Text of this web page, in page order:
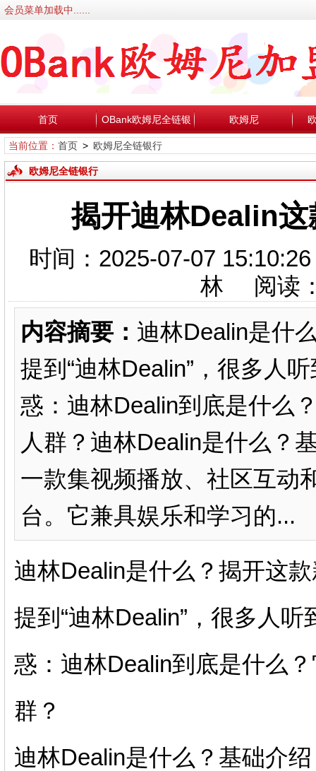
会员菜单加载中......
首页 OBank欧姆尼全链银
行
欧姆尼
当前位置： 首页> 欧姆尼全链银行
欧姆尼全链银行
揭开迪林Dealin
时间：2025-07-07
林 阅读
内容摘要： 迪林Dealin是什
提到“迪林Dealin”，很多人
惑：迪林Dealin到底是什么
人群？迪林Dealin是什么？
一款集视频播放、社区互动
台。它兼具娱乐和学习的...
迪林Dealin是什么？揭开这
提到“迪林Dealin”，很多人
惑：迪林Dealin到底是什么
群？
迪林Dealin是什么？基础介绍